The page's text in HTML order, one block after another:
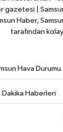
gazetesi |
Haber,
tarafından
Hava Durumu
Dakika Haberleri